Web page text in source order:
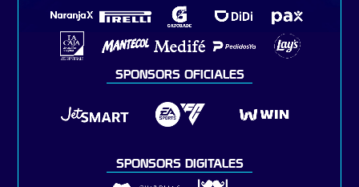
SPONSORS OFICIALES
SPONSORS DIGITALES